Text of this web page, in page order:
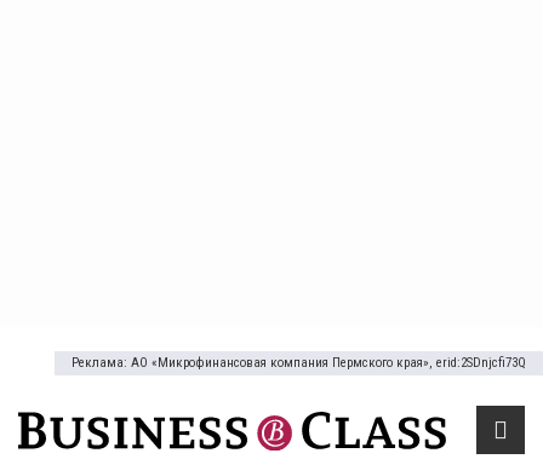
Реклама: АО «Микрофинансовая компания Пермского края», erid:2SDnjcfi73Q